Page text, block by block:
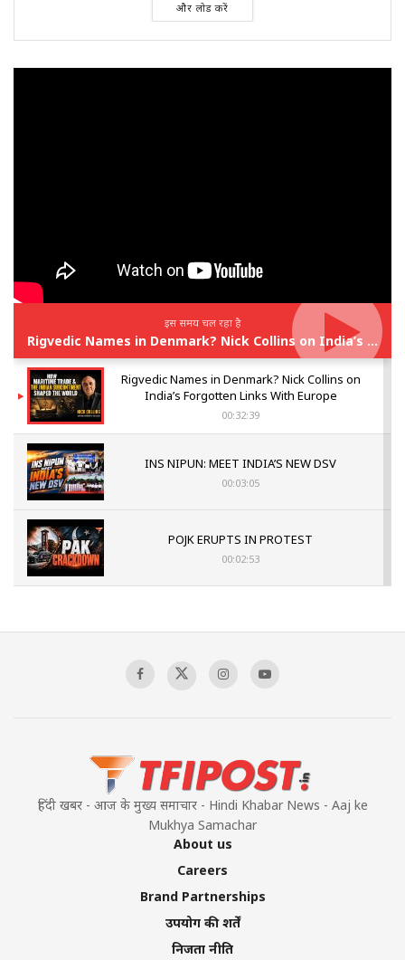
और लोड करें
इस समय चल रहा है
Rigvedic Names in Denmark? Nick Collins on India’s Forgotten Links With Europe
Rigvedic Names in Denmark? Nick Collins on
India’s Forgotten Links With Europe
00:32:39
INS NIPUN: MEET INDIA’S NEW DSV
00:03:05
POJK ERUPTS IN PROTEST
00:02:53
Sagar
हिंदी खबर - आज के मुख्य समाचार - Hindi Khabar News - Aaj ke
Mukhya Samachar
About us
Careers
Brand Partnerships
उपयोग की शर्तें
निजता नीति